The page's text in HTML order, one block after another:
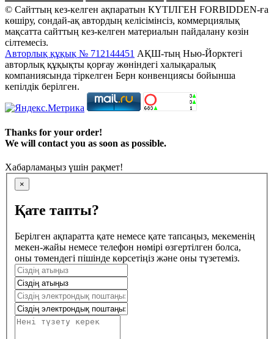
© Сайттың кез-келген ақпаратын КҮТІЛГЕН FORBIDDEN-ға
көшіру, сондай-ақ автордың келісімінсіз, коммерциялық
мақсатта сайттың кез-келген материалын пайдалану көзін
сілтемесіз.
Авторлық құқық № 712144451 АҚШ-тың Нью-Йорктегі
авторлық құқықты қорғау жөніндегі халықаралық
компаниясында тіркелген Берн конвенциясы бойынша
кепілдік берілген.
Thanks for your order!
We will contact you as soon as possible.
Хабарламаңыз үшін рақмет!
×
Қате тапты?
Берілген ақпаратта қате немесе қате тапсаңыз, мекеменің
мекен-жайы немесе телефон нөмірі өзгертілген болса,
оны төмендегі пішінде көрсетіңіз және оны түзетеміз.